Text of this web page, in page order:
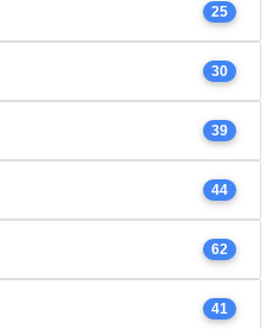
25
30
39
44
62
41